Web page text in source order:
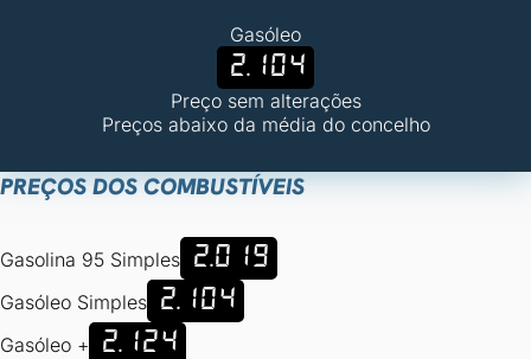
Gasóleo
2.104
Preço sem alterações
Preços abaixo da média do concelho
PREÇOS DOS COMBUSTÍVEIS
Gasolina 95 Simples 2.019
Gasóleo Simples 2.104
Gasóleo + 2.124